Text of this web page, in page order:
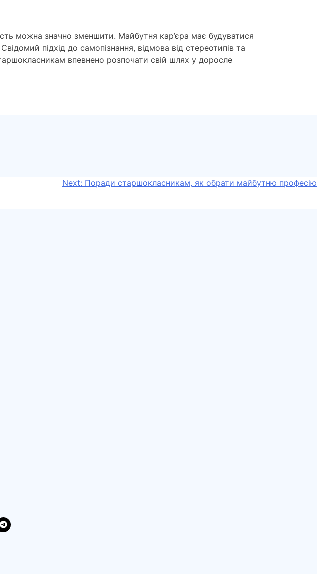
можна значно зменшити. Майбутня кар’єра має будуватися
підхід до самопізнання, відмова від стереотипів та
впевнено розпочати свій шлях у доросле
Next: Поради старшокласникам, як обрати майбутню професію